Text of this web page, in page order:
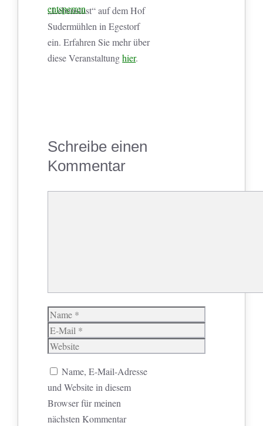
entsperren
„Lebenslust“ auf dem Hof
Sudermühlen in Egestorf
ein. Erfahren Sie mehr über
diese Veranstaltunghier.
Schreibe einen
Kommentar
Name
E-
Mail
Website
Name, E-Mail-Adresse
und Website in diesem
Browser für meinen
nächsten Kommentar